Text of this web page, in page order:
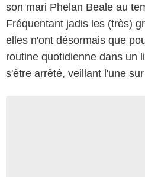
son mari Phelan Beale au
Fréquentant jadis les (très)
elles n'ont désormais que
routine quotidienne dans un
s'être arrêté, veillant l'une